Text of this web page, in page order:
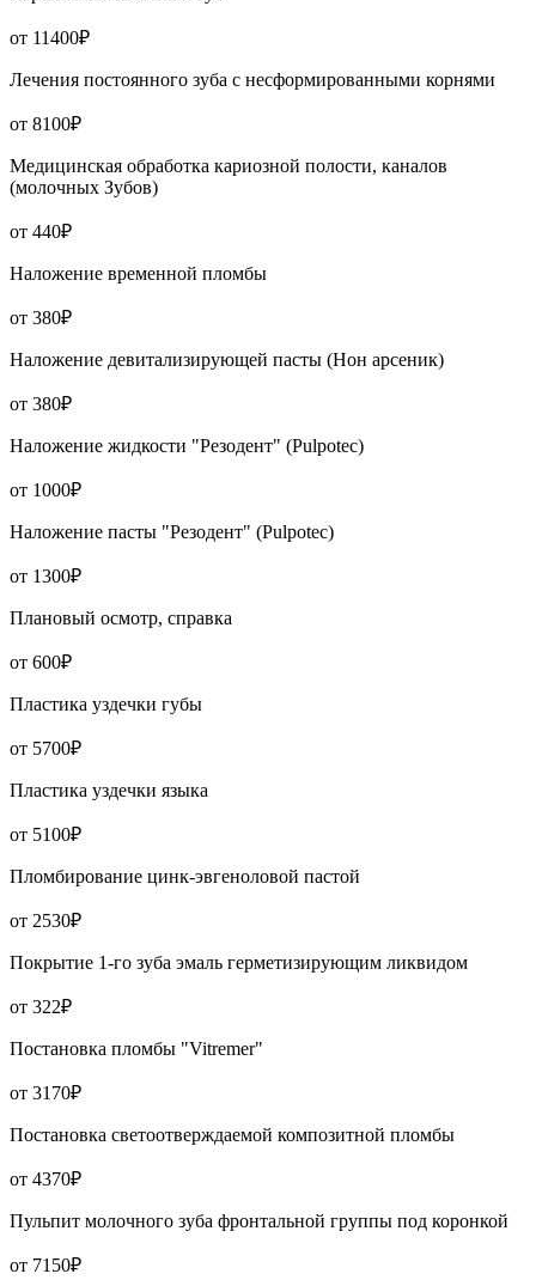
от 11400₽
Лечения постоянного зуба с несформированными корнями
от 8100₽
Медицинская обработка кариозной полости, каналов
(молочных Зубов)
от 440₽
Наложение временной пломбы
от 380₽
Наложение девитализирующей пасты (Нон арсеник)
от 380₽
Наложение жидкости "Резодент" (Pulpotec)
от 1000₽
Наложение пасты "Резодент" (Pulpotec)
от 1300₽
Плановый осмотр, справка
от 600₽
Пластика уздечки губы
от 5700₽
Пластика уздечки языка
от 5100₽
Пломбирование цинк-эвгеноловой пастой
от 2530₽
Покрытие 1-го зуба эмаль герметизирующим ликвидом
от 322₽
Постановка пломбы "Vitremer"
от 3170₽
Постановка светоотверждаемой композитной пломбы
от 4370₽
Пульпит молочного зуба фронтальной группы под коронкой
от 7150₽